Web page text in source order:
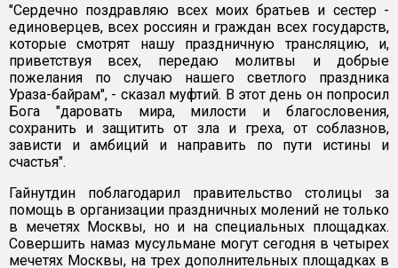
"Сердечно поздравляю всех моих братьев и сестер -
единоверцев, всех россиян и граждан всех государств,
которые смотрят нашу праздничную трансляцию, и,
приветствуя всех, передаю молитвы и добрые
пожелания по случаю нашего светлого праздника
Ураза-байрам", - сказал муфтий. В этот день он попросил
Бога "даровать мира, милости и благословения,
сохранить и защитить от зла и греха, от соблазнов,
зависти и амбиций и направить по пути истины и
счастья".
Гайнутдин поблагодарил правительство столицы за
помощь в организации праздничных молений не только
в мечетях Москвы, но и на специальных площадках.
Совершить намаз мусульмане могут сегодня в четырех
мечетях Москвы, на трех дополнительных площадках в